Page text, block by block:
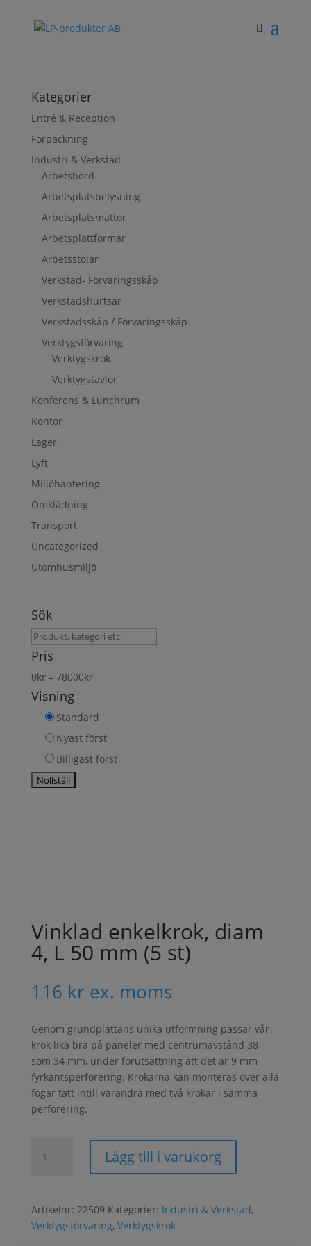
Kategorier
Entré & Reception
Förpackning
Industri & Verkstad
Arbetsbord
Arbetsplatsbelysning
Arbetsplatsmattor
Arbetsplattformar
Arbetsstolar
Verkstad- Förvaringsskåp
Verkstadshurtsar
Verkstadsskåp / Förvaringsskåp
Verktygsförvaring
Verktygskrok
Verktygstavlor
Konferens & Lunchrum
Kontor
Lager
Lyft
Miljöhantering
Omklädning
Transport
Uncategorized
Utomhusmiljö
Sök
Sök
produkt
Pris
0kr– 78000kr
Visning
Standard
Nyast först
Billigast först
Vinklad enkelkrok, diam
4, L 50 mm (5 st)
116 kr ex. moms
Genom grundplattans unika utformning passar vår
krok lika bra på paneler med centrumavstånd 38
som 34 mm, under förutsättning att det är 9 mm
fyrkantsperforering. Krokarna kan monteras över alla
fogar tätt intill varandra med två krokar i samma
perforering.
enkelkrok,
L
50
Lägg till i varukorg
Artikelnr: 22509 Kategorier: Industri & Verkstad,
Verktygsförvaring, Verktygskrok